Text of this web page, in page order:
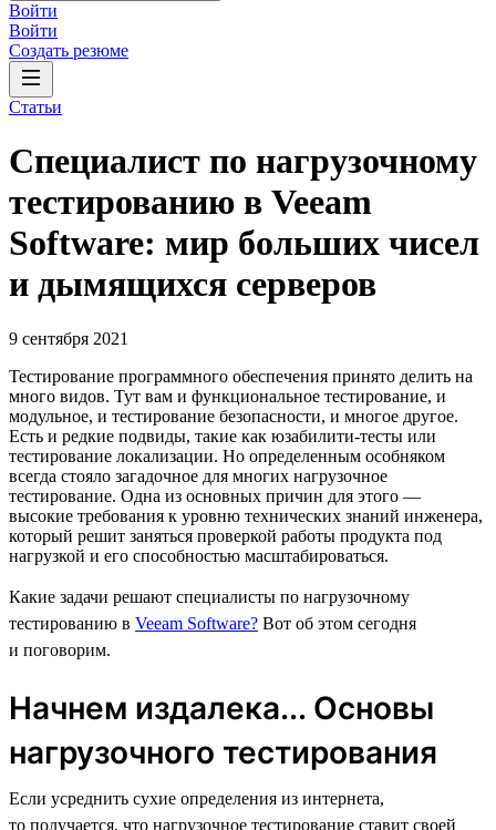
Войти
Войти
Создать резюме
Статьи
Специалист по нагрузочному
тестированию в Veeam
Software: мир больших чисел
и дымящихся серверов
9 сентября 2021
Тестирование программного обеспечения принято делить на
много видов. Тут вам и функциональное тестирование, и
модульное, и тестирование безопасности, и многое другое.
Есть и редкие подвиды, такие как юзабилити-тесты или
тестирование локализации. Но определенным особняком
всегда стояло загадочное для многих нагрузочное
тестирование. Одна из основных причин для этого —
высокие требования к уровню технических знаний инженера,
который решит заняться проверкой работы продукта под
нагрузкой и его способностью масштабироваться.
Какие задачи решают специалисты по нагрузочному
тестированию в Veeam Software? Вот об этом сегодня
и поговорим.
Начнем издалека... Основы
нагрузочного тестирования
Если усреднить сухие определения из интернета,
то получается, что нагрузочное тестирование ставит своей